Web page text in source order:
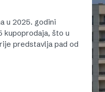
u 2025. godini
kupoprodaja, što u
predstavlja pad od